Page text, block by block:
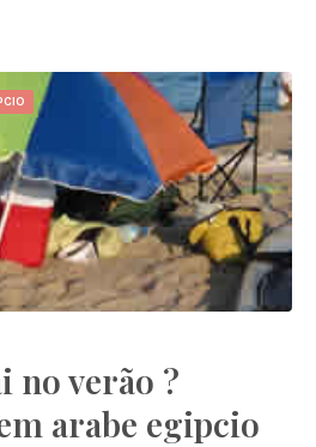
no verão ?
arabe egipcio